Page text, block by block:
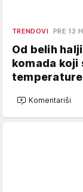
TRENDOVI PRE 12 H
Od belih
komada koji
temperature
Komentariši